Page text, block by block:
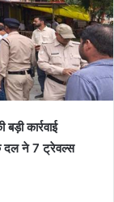
कार्रवाई
दल ने 7 ट्रेवल्स